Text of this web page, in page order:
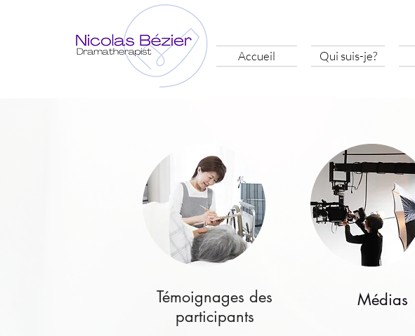
Accueil Qui suis-je?
Témoignages des
participants
Médias